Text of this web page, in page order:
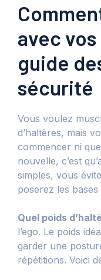
avec
guide
sécurité
Vous voulez
d’haltères, mais
commencer ni
nouvelle, c’est
simples, vous
poserez les
Quel poids
l’ego. Le poids
garder une
répétitions. Voici